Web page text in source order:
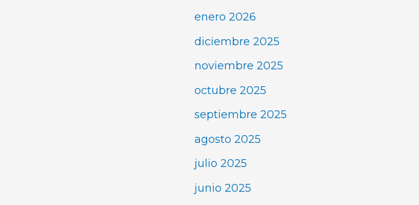
enero 2026
diciembre 2025
noviembre 2025
octubre 2025
septiembre 2025
agosto 2025
julio 2025
junio 2025